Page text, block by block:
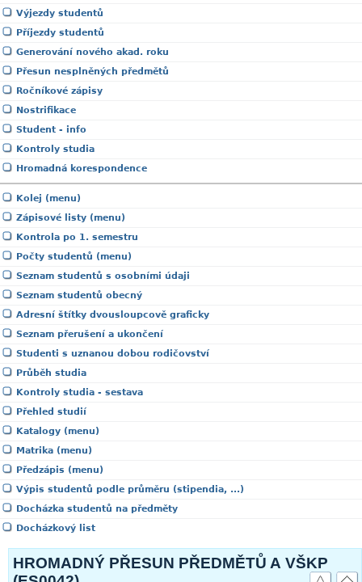
Výjezdy studentů
Příjezdy studentů
Generování nového akad. roku
Přesun nesplněných předmětů
Ročníkové zápisy
Nostrifikace
Student - info
Kontroly studia
Hromadná korespondence
Kolej (menu)
Zápisové listy (menu)
Kontrola po 1. semestru
Počty studentů (menu)
Seznam studentů s osobními údaji
Seznam studentů obecný
Adresní štítky dvousloupcově graficky
Seznam přerušení a ukončení
Studenti s uznanou dobou rodičovství
Průběh studia
Kontroly studia - sestava
Přehled studií
Katalogy (menu)
Matrika (menu)
Předzápis (menu)
Výpis studentů podle průměru (stipendia, ...)
Docházka studentů na předměty
Docházkový list
HROMADNÝ PŘESUN PŘEDMĚTŮ A VŠKP